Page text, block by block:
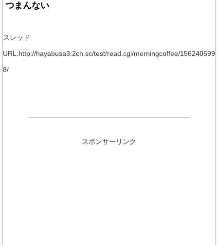
つまんない
スレッド
URL:http://hayabusa3.2ch.sc/test/read.cgi/morningcoffee/156240599
8/
スポンサーリンク